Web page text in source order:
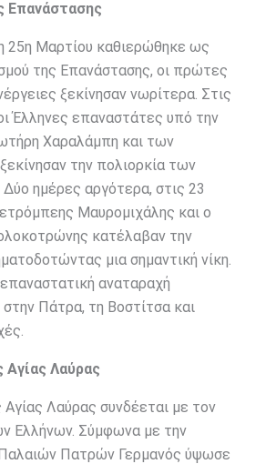
Επανάστασης
25η Μαρτίου καθιερώθηκε ως
της Επανάστασης, οι πρώτες
ξεκίνησαν νωρίτερα. Στις
Έλληνες επαναστάτες υπό την
Χαραλάμπη και των
την πολιορκία των
ημέρες αργότερα, στις 23
Μαυρομιχάλης και ο
κατέλαβαν την
μια σημαντική νίκη.
αναταραχή
Πάτρα, τη Βοστίτσα και
Λαύρας
Λαύρας συνδέεται με τον
Ελλήνων. Σύμφωνα με την
Πατρών Γερμανός ύψωσε